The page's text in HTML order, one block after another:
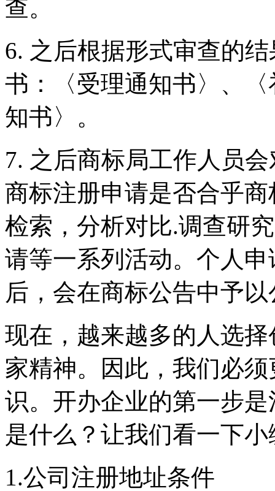
查。
6. 之后根据形式审查的
书：〈受理通知书〉、
知书〉。
7. 之后商标局工作人员
商标注册申请是否合乎
检索，分析对比.调查研
请等一系列活动。个人
后，会在商标公告中予
现在，越来越多的人选
家精神。因此，我们必
识。开办企业的第一步
是什么？让我们看一下
1.公司注册地址条件